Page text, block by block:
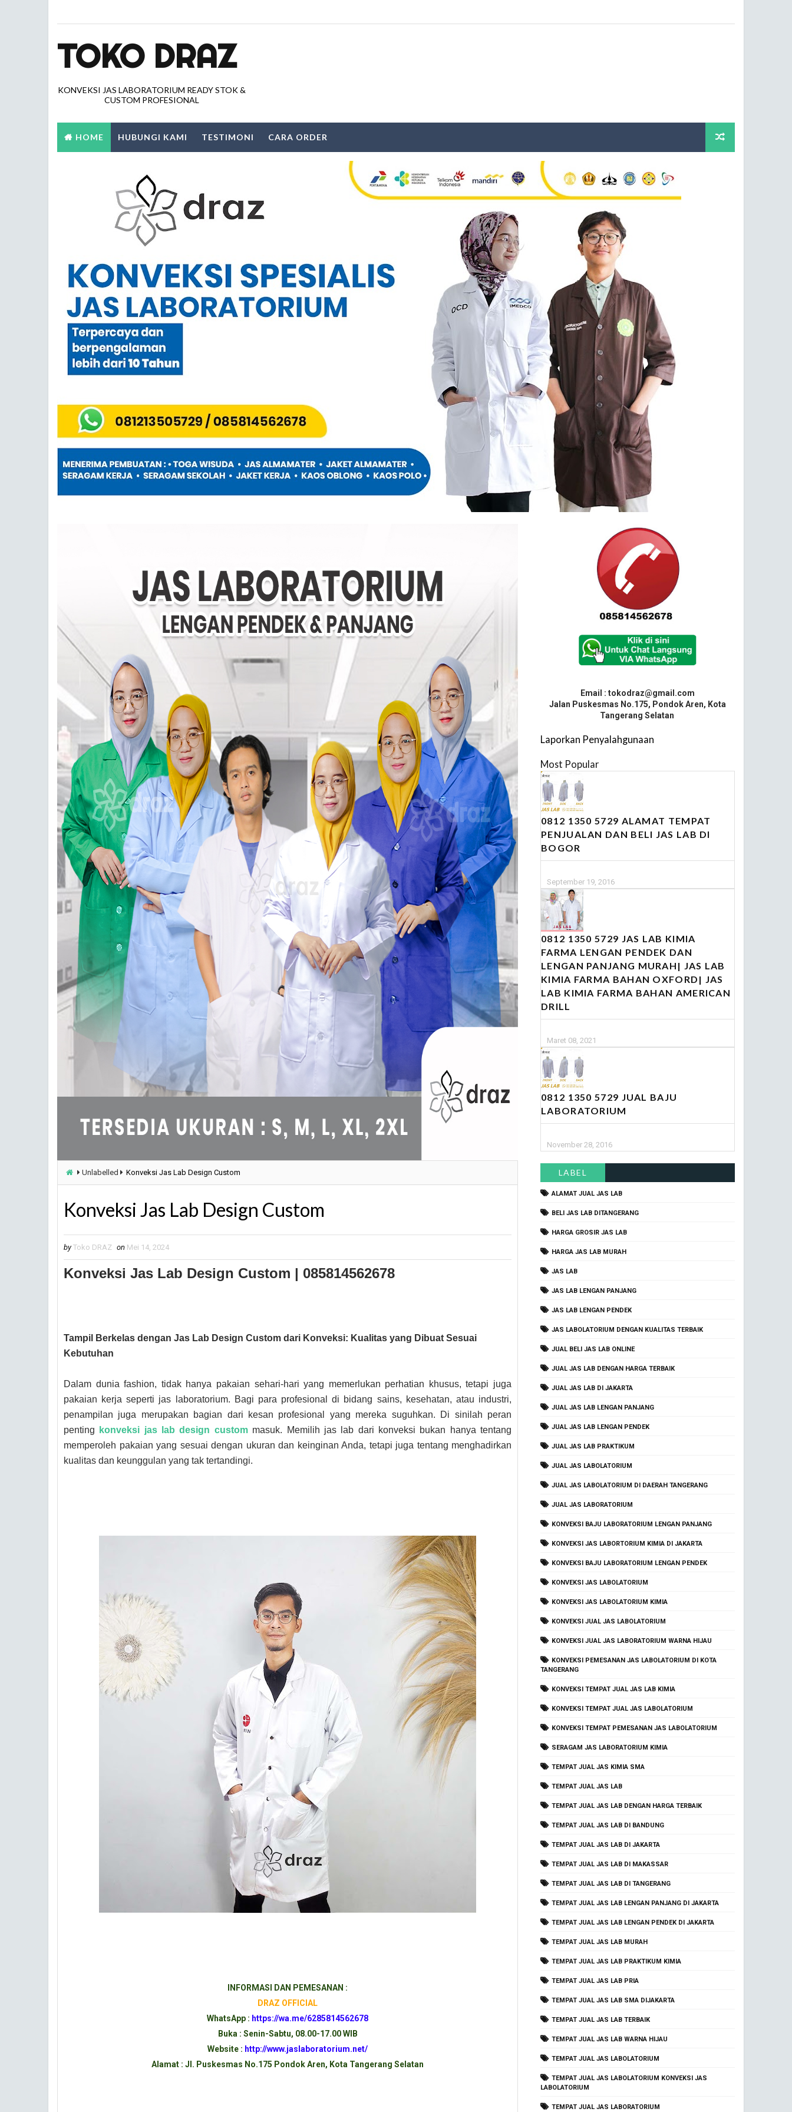
TOKO DRAZ
KONVEKSI JAS LABORATORIUM READY STOK &
CUSTOM PROFESIONAL
HOME HUBUNGI KAMI TESTIMONI CARA ORDER
Unlabelled Konveksi Jas Lab Design Custom
Konveksi Jas Lab Design Custom
by Toko DRAZ on Mei 14, 2024
Konveksi Jas Lab Design Custom | 085814562678
Tampil Berkelas dengan Jas Lab Design Custom dari Konveksi: Kualitas yang Dibuat Sesuai
Kebutuhan
Dalam dunia fashion, tidak hanya pakaian sehari-hari yang memerlukan perhatian khusus, tetapi juga
pakaian kerja seperti jas laboratorium. Bagi para profesional di bidang sains, kesehatan, atau industri,
penampilan juga merupakan bagian dari kesan profesional yang mereka suguhkan. Di sinilah peran
penting
konveksi jas lab design custommasuk. Memilih jas lab dari konveksi bukan hanya tentang
memperoleh pakaian yang sesuai dengan ukuran dan keinginan Anda, tetapi juga tentang menghadirkan
kualitas dan keunggulan yang tak tertandingi.
INFORMASI DAN PEMESANAN :
DRAZ OFFICIAL
WhatsApp : https://wa.me/6285814562678
Buka : Senin-Sabtu, 08.00-17.00 WIB
Website : http://www.jaslaboratorium.net/
Alamat : Jl. Puskesmas No.175 Pondok Aren, Kota Tangerang Selatan
Email : tokodraz@gmail.com
Jalan Puskesmas No.175, Pondok Aren, Kota
Tangerang Selatan
Laporkan Penyalahgunaan
Most Popular
0812 1350 5729 ALAMAT TEMPAT
PENJUALAN DAN BELI JAS LAB DI
BOGOR
September 19, 2016
0812 1350 5729 JAS LAB KIMIA
FARMA LENGAN PENDEK DAN
LENGAN PANJANG MURAH| JAS LAB
KIMIA FARMA BAHAN OXFORD| JAS
LAB KIMIA FARMA BAHAN AMERICAN
DRILL
Maret 08, 2021
0812 1350 5729 JUAL BAJU
LABORATORIUM
November 28, 2016
LABEL
ALAMAT JUAL JAS LAB
BELI JAS LAB DITANGERANG
HARGA GROSIR JAS LAB
HARGA JAS LAB MURAH
JAS LAB
JAS LAB LENGAN PANJANG
JAS LAB LENGAN PENDEK
JAS LABOLATORIUM DENGAN KUALITAS TERBAIK
JUAL BELI JAS LAB ONLINE
JUAL JAS LAB DENGAN HARGA TERBAIK
JUAL JAS LAB DI JAKARTA
JUAL JAS LAB LENGAN PANJANG
JUAL JAS LAB LENGAN PENDEK
JUAL JAS LAB PRAKTIKUM
JUAL JAS LABOLATORIUM
JUAL JAS LABOLATORIUM DI DAERAH TANGERANG
JUAL JAS LABORATORIUM
KONVEKSI BAJU LABORATORIUM LENGAN PANJANG
KONVEKSI JAS LABORTORIUM KIMIA DI JAKARTA
KONVEKSI BAJU LABORATORIUM LENGAN PENDEK
KONVEKSI JAS LABOLATORIUM
KONVEKSI JAS LABOLATORIUM KIMIA
KONVEKSI JUAL JAS LABOLATORIUM
KONVEKSI JUAL JAS LABORATORIUM WARNA HIJAU
KONVEKSI PEMESANAN JAS LABOLATORIUM DI KOTA
TANGERANG
KONVEKSI TEMPAT JUAL JAS LAB KIMIA
KONVEKSI TEMPAT JUAL JAS LABOLATORIUM
KONVEKSI TEMPAT PEMESANAN JAS LABOLATORIUM
SERAGAM JAS LABORATORIUM KIMIA
TEMPAT JUAL JAS KIMIA SMA
TEMPAT JUAL JAS LAB
TEMPAT JUAL JAS LAB DENGAN HARGA TERBAIK
TEMPAT JUAL JAS LAB DI BANDUNG
TEMPAT JUAL JAS LAB DI JAKARTA
TEMPAT JUAL JAS LAB DI MAKASSAR
TEMPAT JUAL JAS LAB DI TANGERANG
TEMPAT JUAL JAS LAB LENGAN PANJANG DI JAKARTA
TEMPAT JUAL JAS LAB LENGAN PENDEK DI JAKARTA
TEMPAT JUAL JAS LAB MURAH
TEMPAT JUAL JAS LAB PRAKTIKUM KIMIA
TEMPAT JUAL JAS LAB PRIA
TEMPAT JUAL JAS LAB SMA DIJAKARTA
TEMPAT JUAL JAS LAB TERBAIK
TEMPAT JUAL JAS LAB WARNA HIJAU
TEMPAT JUAL JAS LABOLATORIUM
TEMPAT JUAL JAS LABOLATORIUM KONVEKSI JAS
LABOLATORIUM
TEMPAT JUAL JAS LABORATORIUM